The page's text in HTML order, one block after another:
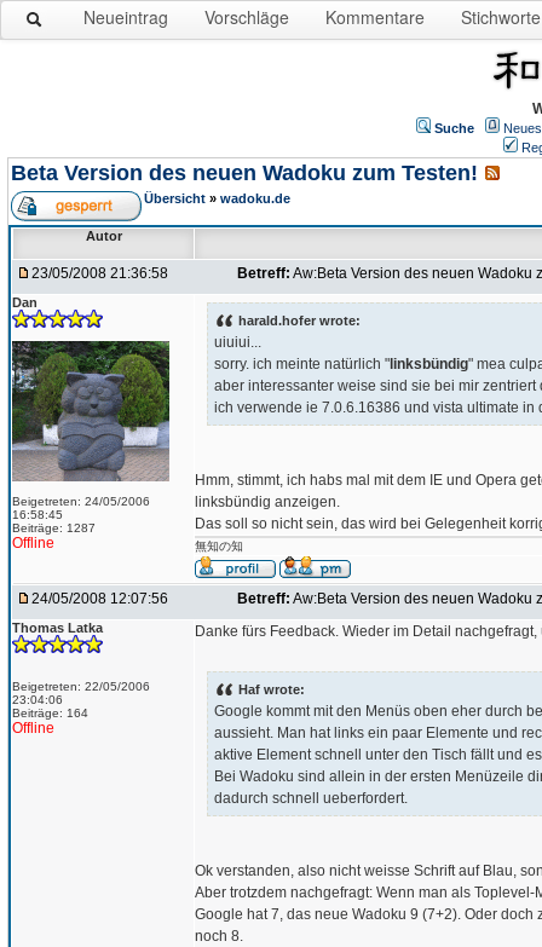
Neueintrag Vorschläge Kommentare Stichworte
Suche
Beta Version des neuen Wadoku zum Testen!
Übersicht » wadoku.de
Autor
23/05/2008 21:36:58 Betreff: Aw:Beta Version des neuen Wadoku
Dan
Beigetreten: 24/05/2006
16:58:45
Beiträge: 1287
Offline
harald.hofer wrote:
uiuiui...
sorry. ich meinte natürlich "linksbündig" mea
aber interessanter weise sind sie bei mir zentriert
ich verwende ie 7.0.6.16386 und vista ultimate in
Hmm, stimmt, ich habs mal mit dem IE und Opera
linksbündig anzeigen.
Das soll so nicht sein, das wird bei Gelegenheit
無知の知
24/05/2008 12:07:56 Betreff: Aw:Beta Version des neuen Wadoku
Thomas Latka
Beigetreten: 22/05/2006
23:04:06
Beiträge: 164
Offline
Danke fürs Feedback. Wieder im Detail
Haf wrote:
Google kommt mit den Menüs oben eher durch
aussieht. Man hat links ein paar Elemente und
aktive Element schnell unter den Tisch fällt und
Bei Wadoku sind allein in der ersten Menüzeile
dadurch schnell ueberfordert.
Ok verstanden, also nicht weisse Schrift auf Blau,
Aber trotzdem nachgefragt: Wenn man als
Google hat 7, das neue Wadoku 9 (7+2). Oder
noch 8.